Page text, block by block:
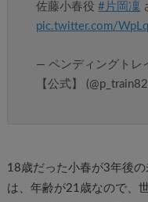
佐藤小春役#片岡凜
pic.twitter.com/
— ペンディングト
【公式】
18歳だった小春が3年後
は、年齢が21歳なので、